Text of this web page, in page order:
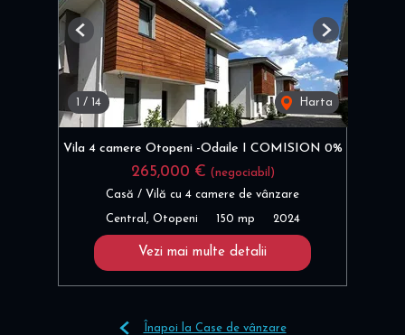
1 / 14 Harta
Previous Next
Vila 4 camere Otopeni -Odaile I COMISION 0%
265,000 € (negociabil)
Casă / Vilă cu 4 camere de vânzare
Central, Otopeni 150 mp 2024
Vezi mai multe detalii
Înapoi la Case de vânzare